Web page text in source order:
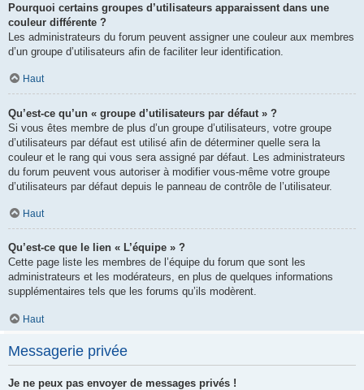
Pourquoi certains groupes d’utilisateurs apparaissent dans une
couleur différente ?
Les administrateurs du forum peuvent assigner une couleur aux membres
d’un groupe d’utilisateurs afin de faciliter leur identification.
Haut
Qu’est-ce qu’un « groupe d’utilisateurs par défaut » ?
Si vous êtes membre de plus d’un groupe d’utilisateurs, votre groupe
d’utilisateurs par défaut est utilisé afin de déterminer quelle sera la
couleur et le rang qui vous sera assigné par défaut. Les administrateurs
du forum peuvent vous autoriser à modifier vous-même votre groupe
d’utilisateurs par défaut depuis le panneau de contrôle de l’utilisateur.
Haut
Qu’est-ce que le lien « L’équipe » ?
Cette page liste les membres de l’équipe du forum que sont les
administrateurs et les modérateurs, en plus de quelques informations
supplémentaires tels que les forums qu’ils modèrent.
Haut
Messagerie privée
Je ne peux pas envoyer de messages privés !